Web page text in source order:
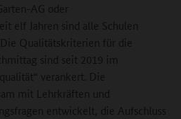
AG oder
elf Jahren sind alle Schulen
Qualitätskriterien für die
sind seit 2019 im
verankert. Die
mit Lehrkräften und
entwickelt, die Aufschluss